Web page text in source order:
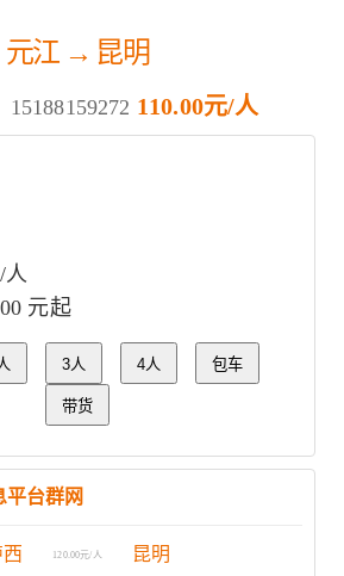
元江 → 昆明
15188159272 110.00元/人
人
元起
3人 4人 包车
带货
平台群网
西 120.00元/人 昆明